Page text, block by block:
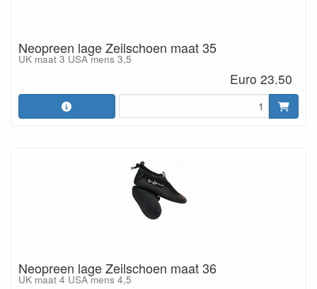
Neopreen lage Zeilschoen maat 35
UK maat 3 USA mens 3,5
Euro 23.50
Neopreen lage Zeilschoen maat 36
UK maat 4 USA mens 4,5